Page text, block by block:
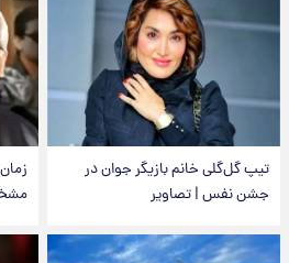
تیپ گل‌گلی خانم بازیگر جوان در
جشن نفس | تصاویر